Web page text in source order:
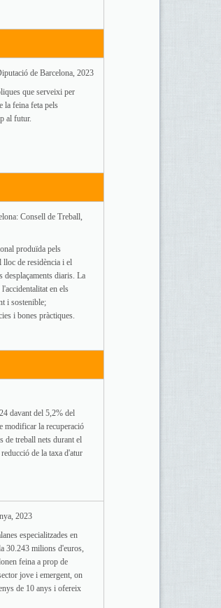
de Barcelona, 2023
que serveixi per
la feina feta pels
al futur.
Consell de Treball,
produïda pels
lloc de residència i el
desplaçaments diaris. La
en els
i sostenible;
i bones pràctiques.
davant del 5,2% del
modificar la recuperació
de treball nets durant el
de la taxa d'atur
2023
especialitzades en
30.243 milions d'euros,
feina a prop de
jove i emergent, on
de 10 anys i ofereix